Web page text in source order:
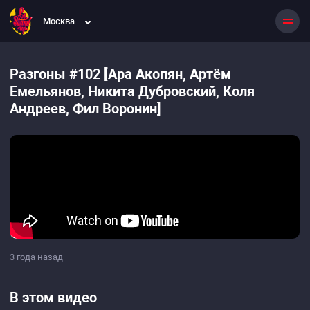
Москва
Разгоны #102 [Ара Акопян, Артём
Емельянов, Никита Дубровский, Коля
Андреев, Фил Воронин]
3 года назад
В этом видео